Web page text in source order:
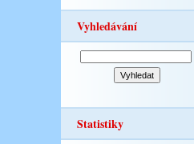
Vyhledávání
Statistiky